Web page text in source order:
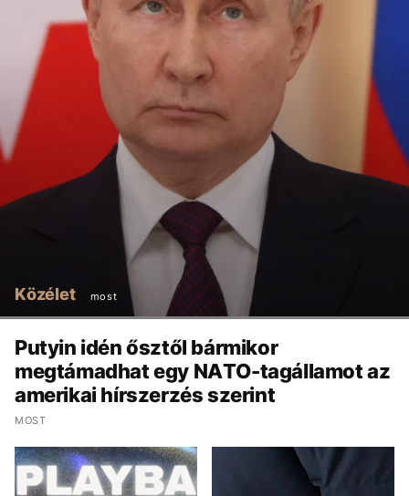
Közélet most
Putyin idén ősztől bármikor
megtámadhat egy NATO-tagállamot az
amerikai hírszerzés szerint
MOST